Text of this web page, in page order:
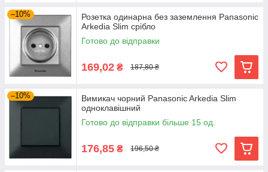
–10%
Розетка одинарна без заземлення Panasonic
Arkedia Slim срібло
Готово до відправки
169,02 ₴ 187,80 ₴
–10%
Вимикач чорний Panasonic Arkedia Slim
одноклавішний
Готово до відправки більше 15 од.
176,85 ₴ 196,50 ₴